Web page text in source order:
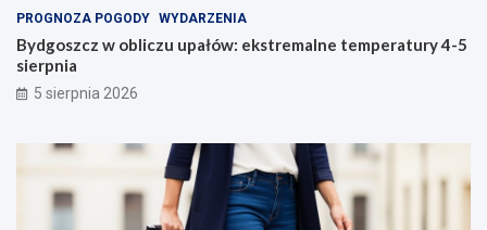
PROGNOZA POGODY WYDARZENIA
Bydgoszcz w obliczu upałów: ekstremalne temperatury 4-5
sierpnia
5 sierpnia 2026